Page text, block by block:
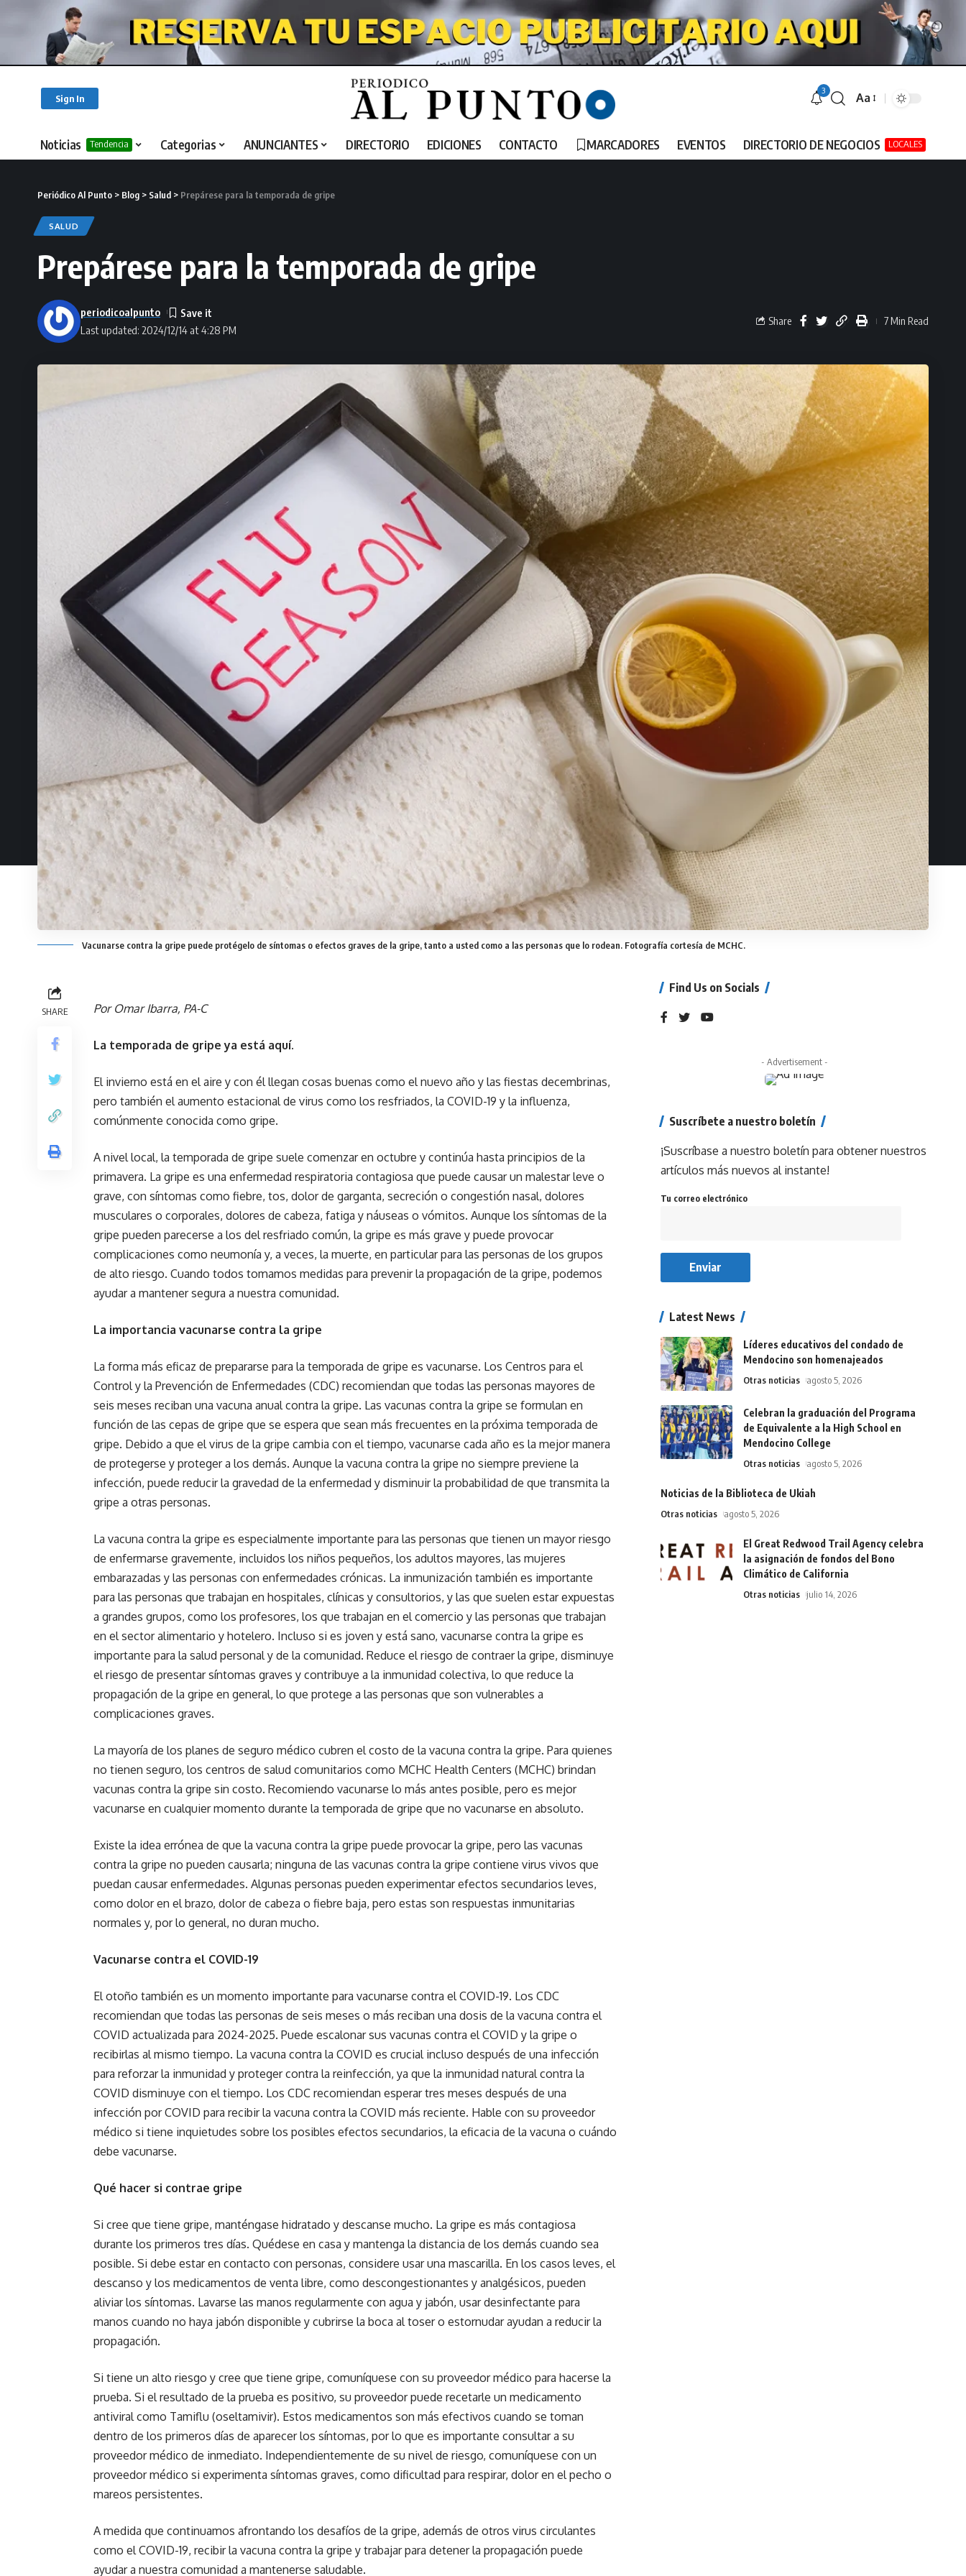
Sign In
3
Aa
Noticias Tendencia Categorias ANUNCIANTES DIRECTORIO EDICIONES CONTACTO MARCADORES EVENTOS DIRECTORIO DE NEGOCIOS LOCALES
Periódico Al Punto > Blog > Salud > Prepárese para la temporada de gripe
SALUD
Prepárese para la temporada de gripe
Last updated: 2024/12/14 at 4:28 PM
periodicoalpunto
Share 7 Min Read
Vacunarse contra la gripe puede protégelo de síntomas o efectos graves de la gripe, tanto a usted como a las personas que lo rodean. Fotografía cortesía de MCHC.
SHARE Por Omar Ibarra, PA-C
La temporada de gripe ya está aquí.
El invierno está en el aire y con él llegan cosas buenas como el nuevo año y las fiestas decembrinas,
pero también el aumento estacional de virus como los resfriados, la COVID-19 y la influenza,
comúnmente conocida como gripe.
A nivel local, la temporada de gripe suele comenzar en octubre y continúa hasta principios de la
primavera. La gripe es una enfermedad respiratoria contagiosa que puede causar un malestar leve o
grave, con síntomas como fiebre, tos, dolor de garganta, secreción o congestión nasal, dolores
musculares o corporales, dolores de cabeza, fatiga y náuseas o vómitos. Aunque los síntomas de la
gripe pueden parecerse a los del resfriado común, la gripe es más grave y puede provocar
complicaciones como neumonía y, a veces, la muerte, en particular para las personas de los grupos
de alto riesgo. Cuando todos tomamos medidas para prevenir la propagación de la gripe, podemos
ayudar a mantener segura a nuestra comunidad.
La importancia vacunarse contra la gripe
La forma más eficaz de prepararse para la temporada de gripe es vacunarse. Los Centros para el
Control y la Prevención de Enfermedades (CDC) recomiendan que todas las personas mayores de
seis meses reciban una vacuna anual contra la gripe. Las vacunas contra la gripe se formulan en
función de las cepas de gripe que se espera que sean más frecuentes en la próxima temporada de
gripe. Debido a que el virus de la gripe cambia con el tiempo, vacunarse cada año es la mejor manera
de protegerse y proteger a los demás. Aunque la vacuna contra la gripe no siempre previene la
infección, puede reducir la gravedad de la enfermedad y disminuir la probabilidad de que transmita la
gripe a otras personas.
La vacuna contra la gripe es especialmente importante para las personas que tienen un mayor riesgo
de enfermarse gravemente, incluidos los niños pequeños, los adultos mayores, las mujeres
embarazadas y las personas con enfermedades crónicas. La inmunización también es importante
para las personas que trabajan en hospitales, clínicas y consultorios, y las que suelen estar expuestas
a grandes grupos, como los profesores, los que trabajan en el comercio y las personas que trabajan
en el sector alimentario y hotelero. Incluso si es joven y está sano, vacunarse contra la gripe es
importante para la salud personal y de la comunidad. Reduce el riesgo de contraer la gripe, disminuye
el riesgo de presentar síntomas graves y contribuye a la inmunidad colectiva, lo que reduce la
propagación de la gripe en general, lo que protege a las personas que son vulnerables a
complicaciones graves.
La mayoría de los planes de seguro médico cubren el costo de la vacuna contra la gripe. Para quienes
no tienen seguro, los centros de salud comunitarios como MCHC Health Centers (MCHC) brindan
vacunas contra la gripe sin costo. Recomiendo vacunarse lo más antes posible, pero es mejor
vacunarse en cualquier momento durante la temporada de gripe que no vacunarse en absoluto.
Existe la idea errónea de que la vacuna contra la gripe puede provocar la gripe, pero las vacunas
contra la gripe no pueden causarla; ninguna de las vacunas contra la gripe contiene virus vivos que
puedan causar enfermedades. Algunas personas pueden experimentar efectos secundarios leves,
como dolor en el brazo, dolor de cabeza o fiebre baja, pero estas son respuestas inmunitarias
normales y, por lo general, no duran mucho.
Vacunarse contra el COVID-19
El otoño también es un momento importante para vacunarse contra el COVID-19. Los CDC
recomiendan que todas las personas de seis meses o más reciban una dosis de la vacuna contra el
COVID actualizada para 2024-2025. Puede escalonar sus vacunas contra el COVID y la gripe o
recibirlas al mismo tiempo. La vacuna contra la COVID es crucial incluso después de una infección
para reforzar la inmunidad y proteger contra la reinfección, ya que la inmunidad natural contra la
COVID disminuye con el tiempo. Los CDC recomiendan esperar tres meses después de una
infección por COVID para recibir la vacuna contra la COVID más reciente. Hable con su proveedor
médico si tiene inquietudes sobre los posibles efectos secundarios, la eficacia de la vacuna o cuándo
debe vacunarse.
Qué hacer si contrae gripe
Si cree que tiene gripe, manténgase hidratado y descanse mucho. La gripe es más contagiosa
durante los primeros tres días. Quédese en casa y mantenga la distancia de los demás cuando sea
posible. Si debe estar en contacto con personas, considere usar una mascarilla. En los casos leves, el
descanso y los medicamentos de venta libre, como descongestionantes y analgésicos, pueden
aliviar los síntomas. Lavarse las manos regularmente con agua y jabón, usar desinfectante para
manos cuando no haya jabón disponible y cubrirse la boca al toser o estornudar ayudan a reducir la
propagación.
Si tiene un alto riesgo y cree que tiene gripe, comuníquese con su proveedor médico para hacerse la
prueba. Si el resultado de la prueba es positivo, su proveedor puede recetarle un medicamento
antiviral como Tamiflu (oseltamivir). Estos medicamentos son más efectivos cuando se toman
dentro de los primeros días de aparecer los síntomas, por lo que es importante consultar a su
proveedor médico de inmediato. Independientemente de su nivel de riesgo, comuníquese con un
proveedor médico si experimenta síntomas graves, como dificultad para respirar, dolor en el pecho o
mareos persistentes.
A medida que continuamos afrontando los desafíos de la gripe, además de otros virus circulantes
como el COVID-19, recibir la vacuna contra la gripe y trabajar para detener la propagación puede
ayudar a nuestra comunidad a mantenerse saludable.
Find Us on Socials
- Advertisement -
Suscríbete a nuestro boletín
¡Suscríbase a nuestro boletín para obtener nuestros
artículos más nuevos al instante!
Tu correo electrónico
Latest News
Líderes educativos del condado de
Mendocino son homenajeados
Otras noticias agosto 5, 2026
Celebran la graduación del Programa
de Equivalente a la High School en
Mendocino College
Otras noticias agosto 5, 2026
Noticias de la Biblioteca de Ukiah
Otras noticias agosto 5, 2026
El Great Redwood Trail Agency celebra
la asignación de fondos del Bono
Climático de California
Otras noticias julio 14, 2026